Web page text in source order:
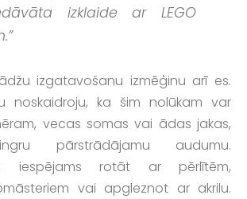
izklaide ar LEGO
izgatavošanu izmēģinu arī es.
noskaidroju, ka šim nolūkam var
vecas somas vai ādas jakas,
pārstrādājamu audumu.
iespējams rotāt ar pērlītēm,
vai apgleznot ar akrilu.